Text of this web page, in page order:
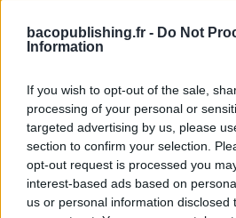
bacopublishing.fr - Do Not
Information
If you wish to opt-out of the sale,
processing of your personal or
targeted advertising by us, please
section to confirm your selection.
opt-out request is processed you
interest-based ads based on
us or personal information disclosed
LES